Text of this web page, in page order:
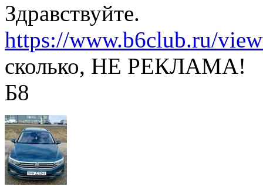
Здравствуйте.
https://www.b6club.ru/
сколько, НЕ РЕКЛАМА!
Б8